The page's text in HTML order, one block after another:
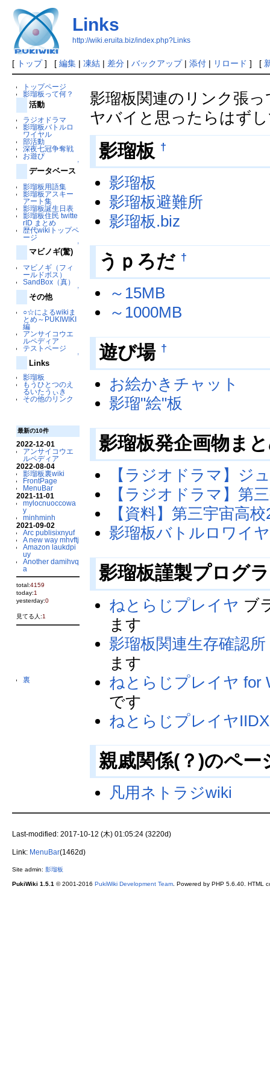
Links
http://wiki.eruita.biz/index.php?Links
[ トップ] [ 編集| 凍結| 差分| バックアップ| 添付| リロード ] [
トップページ
影瑠板って何？
活動
ラジオドラマ
影瑠板バトルロ
ワイヤル
部活動
深夜七冠争奪戦
お遊び
↑
データベース
影瑠板用語集
影瑠板アスキー
アート集
影瑠板誕生日表
影瑠板住民 twitte
rID まとめ
歴代wikiトップペ
ージ
↑
マビノギ(驚)
マビノギ（フィ
ールドボス）
SandBox（真）
↑
その他
○☆によるwikiま
とめ～PUKIWIKI
編
アンサイコウエ
ルペディア
テストページ
↑
Links
影瑠板
もうひとつのえ
るいたうぃき
その他のリンク
最新の10件
2022-12-01
アンサイコウエ
ルペディア
2022-08-04
影瑠板裏wiki
FrontPage
MenuBar
2021-11-01
mylocnuoccowa
y
minhminh
2021-09-02
Arc publisixnyuf
A new way mhvftj
Amazon laukdpi
uy
Another damihvq
a
total:4159
today:1
yesterday:0
見てる人:1
裏
影瑠板関連のリンク張
ヤバイと思ったらはず
影瑠板 †
影瑠板
影瑠板避難所
影瑠板.biz
うｐろだ †
～15MB
～1000MB
遊び場 †
お絵かきチャット
影瑠"絵"板
影瑠板発企画物ま
【ラジオドラマ】ジ
【ラジオドラマ】第
【資料】第三宇宙高
影瑠板バトルロワイ
影瑠板謹製プログ
ねとらじプレイヤ ブ
ます
影瑠板関連生存確認所
ます
ねとらじプレイヤ for
です
ねとらじプレイヤIIDX
親戚関係(？)のペ
凡用ネトラジwiki
Last-modified: 2017-10-12 (木) 01:05:24 (3220d)
Link: MenuBar(1462d)
Site admin: 影瑠板
PukiWiki 1.5.1 © 2001-2016 PukiWiki Development Team. Powered by PHP 5.6.40. HTML